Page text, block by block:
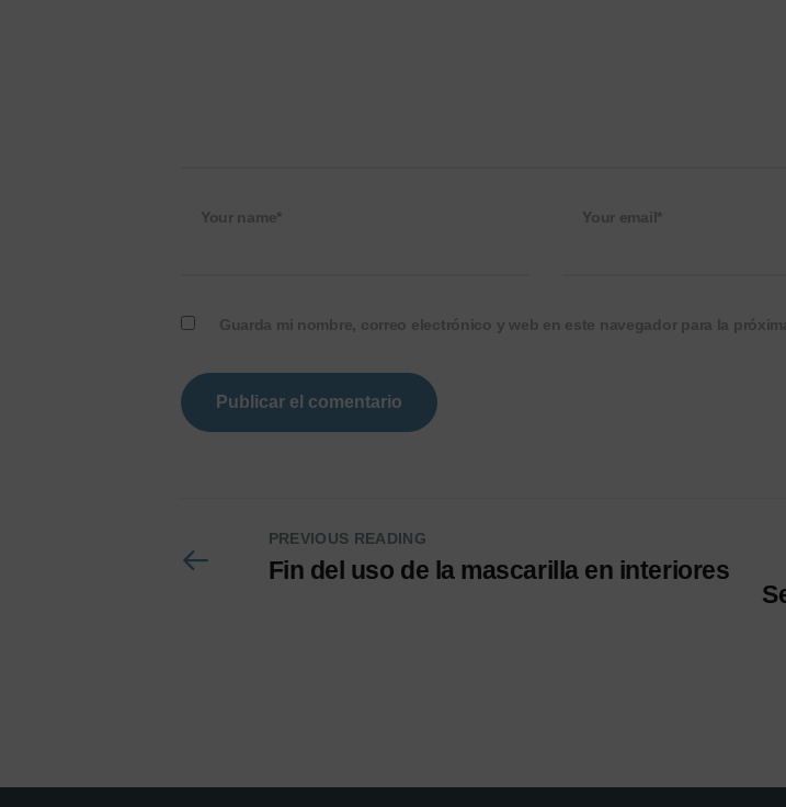
Your name* Your email*
Guarda mi nombre, correo electrónico y web en este navegador para la
PREVIOUS READING
Fin del uso de la mascarilla en interiores